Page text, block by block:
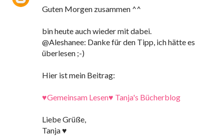
Guten Morgen zusammen ^^
bin heute auch wieder mit dabei.
@Aleshanee: Danke für den Tipp, ich hätte es
überlesen ;-)
Hier ist mein Beitrag:
♥Gemeinsam Lesen♥ Tanja's Bücherblog
Liebe Grüße,
Tanja ♥